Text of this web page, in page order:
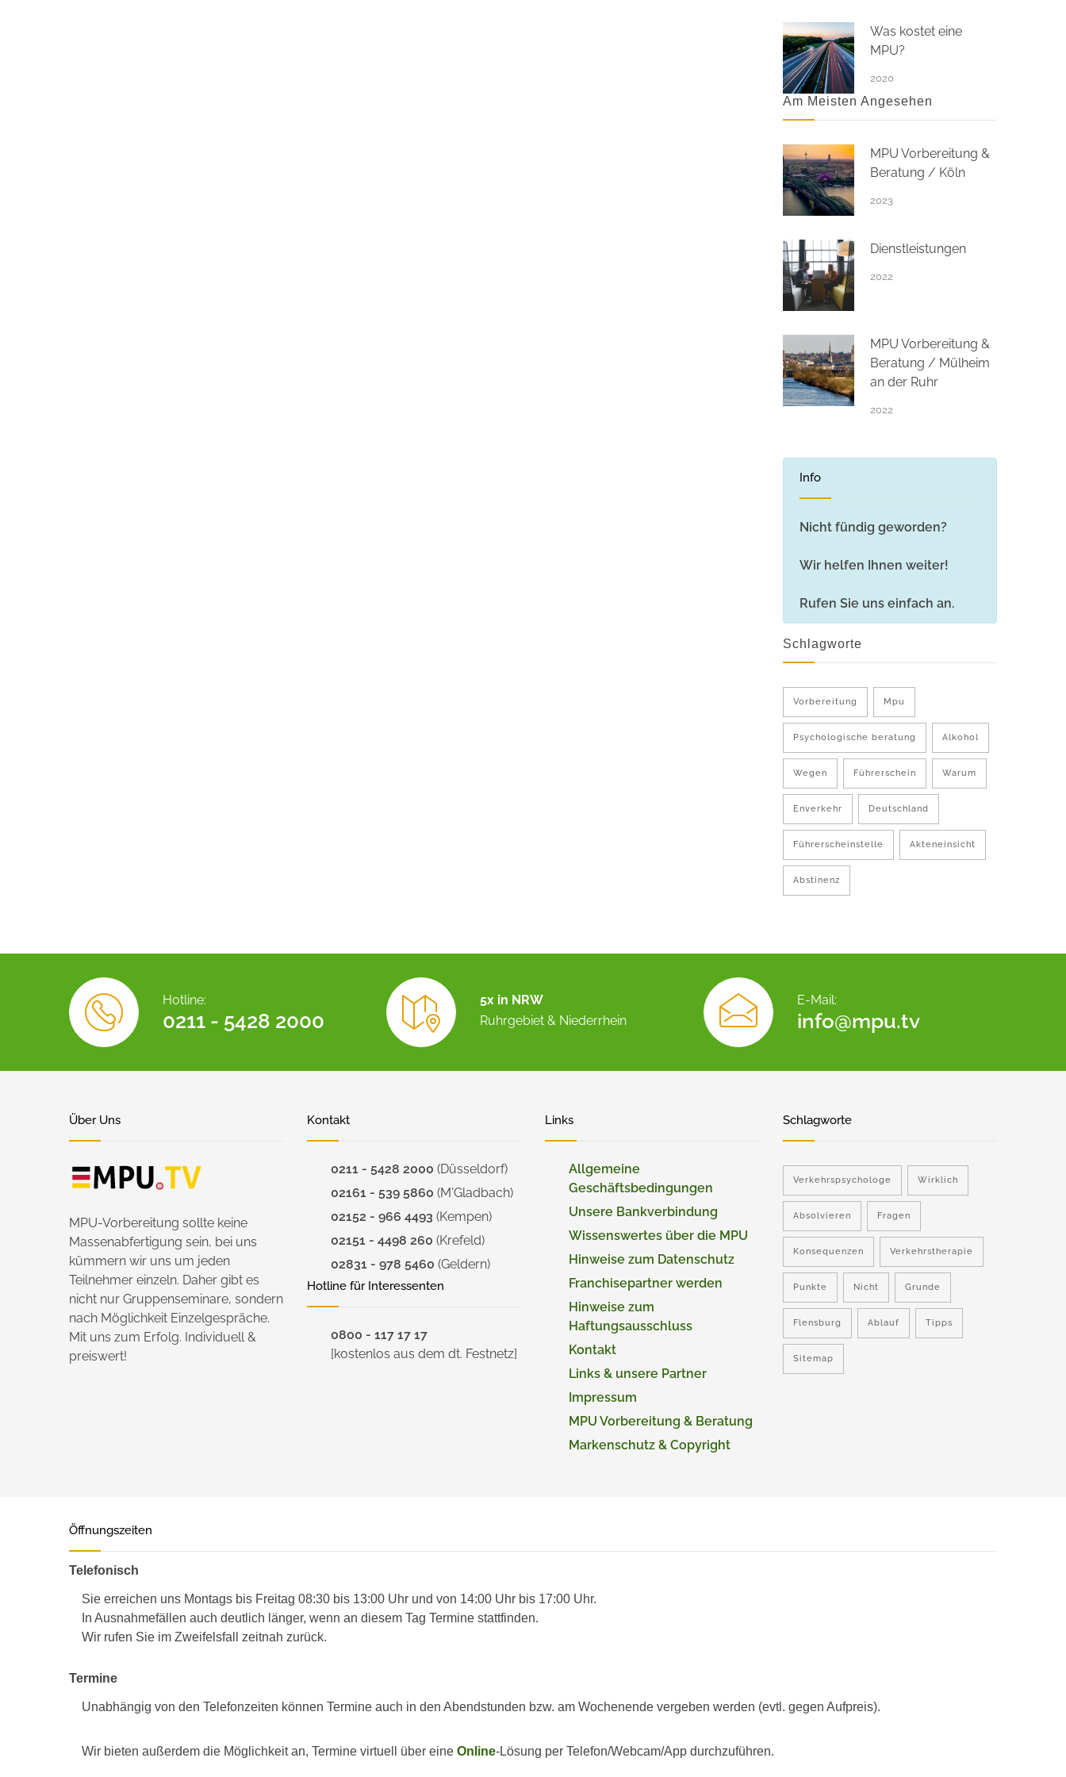
Was kostet eine
MPU?
2020
Am Meisten Angesehen
MPU Vorbereitung &
Beratung / Köln
2023
Dienstleistungen
2022
MPU Vorbereitung &
Beratung / Mülheim
an der Ruhr
2022
Info
Nicht fündig geworden?
Wir helfen Ihnen weiter!
Rufen Sie uns einfach an.
Schlagworte
Vorbereitung Mpu
Psychologische beratung Alkohol
Wegen Führerschein Warum
Enverkehr Deutschland
Führerscheinstelle Akteneinsicht
Abstinenz
Hotline:
0211 - 5428 2000
5x in NRW
Ruhrgebiet & Niederrhein
E-Mail:
info@mpu.tv
Über Uns
MPU-Vorbereitung sollte keine
Massenabfertigung sein, bei uns
kümmern wir uns um jeden
Teilnehmer einzeln. Daher gibt es
nicht nur Gruppenseminare, sondern
nach Möglichkeit Einzelgespräche.
Mit uns zum Erfolg. Individuell &
preiswert!
Kontakt
0211 - 5428 2000 (Düsseldorf)
02161 - 539 5860 (M'Gladbach)
02152 - 966 4493 (Kempen)
02151 - 4498 260 (Krefeld)
02831 - 978 5460 (Geldern)
Hotline für Interessenten
0800 - 117 17 17
[kostenlos aus dem dt. Festnetz]
Links
Allgemeine
Geschäftsbedingungen
Unsere Bankverbindung
Wissenswertes über die MPU
Hinweise zum Datenschutz
Franchisepartner werden
Hinweise zum
Haftungsausschluss
Kontakt
Links & unsere Partner
Impressum
MPU Vorbereitung & Beratung
Markenschutz & Copyright
Schlagworte
Verkehrspsychologe Wirklich
Absolvieren Fragen
Konsequenzen Verkehrstherapie
Punkte Nicht Grunde
Flensburg Ablauf Tipps
Sitemap
Öffnungszeiten
Telefonisch
Sie erreichen uns Montags bis Freitag 08:30 bis 13:00 Uhr und von 14:00 Uhr bis 17:00 Uhr.
In Ausnahmefällen auch deutlich länger, wenn an diesem Tag Termine stattfinden.
Wir rufen Sie im Zweifelsfall zeitnah zurück.
Termine
Unabhängig von den Telefonzeiten können Termine auch in den Abendstunden bzw. am Wochenende vergeben werden (evtl. gegen Aufpreis).
Wir bieten außerdem die Möglichkeit an, Termine virtuell über eine Online-Lösung per Telefon/Webcam/App durchzuführen.